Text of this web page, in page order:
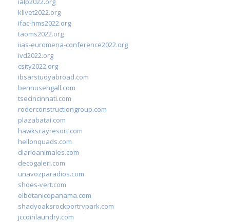
klivet2022.org
ifac-hms2022.org
taoms2022.org
iias-euromena-conference2022.org
ivd2022.org
csity2022.org
ibsarstudyabroad.com
bennusehgall.com
tsecincinnati.com
roderconstructiongroup.com
plazabatai.com
hawkscayresort.com
hellonquads.com
diarioanimales.com
decogaleri.com
unavozparadios.com
shoes-vert.com
elbotanicopanama.com
shadyoaksrockportrvpark.com
jccoinlaundry.com